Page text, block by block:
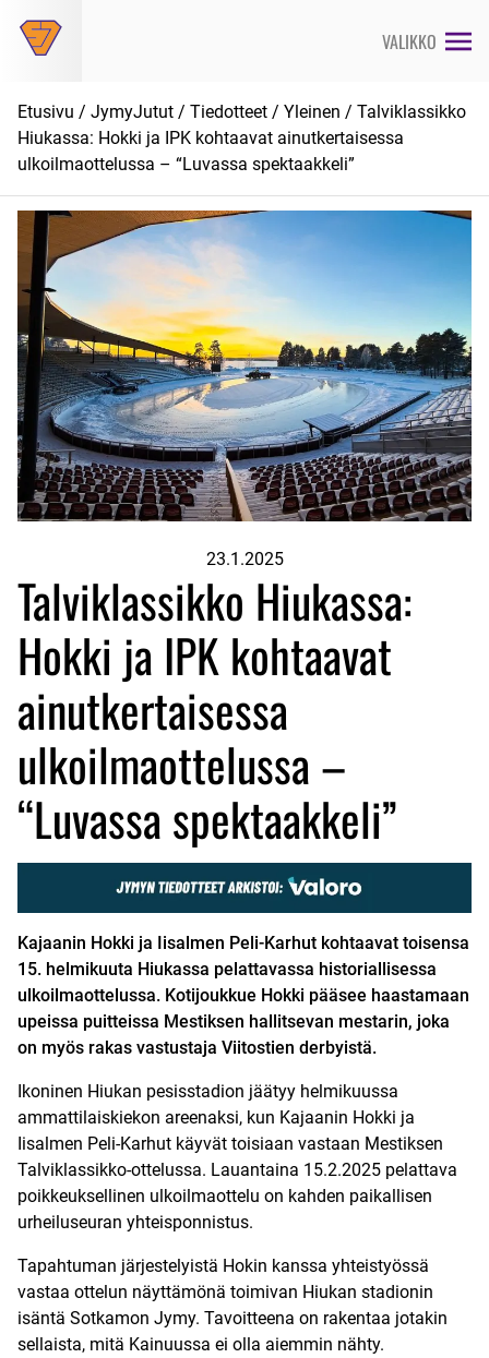
suoraan
VALIKKO
Etusivu / JymyJutut / Tiedotteet / Yleinen / Talviklassikko
Hiukassa: Hokki ja IPK kohtaavat ainutkertaisessa
ulkoilmaottelussa – “Luvassa spektaakkeli”
23.1.2025
Talviklassikko Hiukassa:
Hokki ja IPK kohtaavat
ainutkertaisessa
ulkoilmaottelussa –
“Luvassa spektaakkeli”
Kajaanin Hokki ja Iisalmen Peli-Karhut kohtaavat toisensa
15. helmikuuta Hiukassa pelattavassa historiallisessa
ulkoilmaottelussa. Kotijoukkue Hokki pääsee haastamaan
upeissa puitteissa Mestiksen hallitsevan mestarin, joka
on myös rakas vastustaja Viitostien derbyistä.
Ikoninen Hiukan pesisstadion jäätyy helmikuussa
ammattilaiskiekon areenaksi, kun Kajaanin Hokki ja
Iisalmen Peli-Karhut käyvät toisiaan vastaan Mestiksen
Talviklassikko-ottelussa. Lauantaina 15.2.2025 pelattava
poikkeuksellinen ulkoilmaottelu on kahden paikallisen
urheiluseuran yhteisponnistus.
Tapahtuman järjestelyistä Hokin kanssa yhteistyössä
vastaa ottelun näyttämönä toimivan Hiukan stadionin
isäntä Sotkamon Jymy. Tavoitteena on rakentaa jotakin
sellaista, mitä Kainuussa ei olla aiemmin nähty.